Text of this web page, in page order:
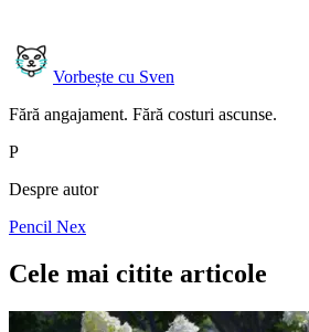
Vorbește cu Sven
Fără angajament. Fără costuri ascunse.
P
Despre autor
Pencil Nex
Cele mai citite articole